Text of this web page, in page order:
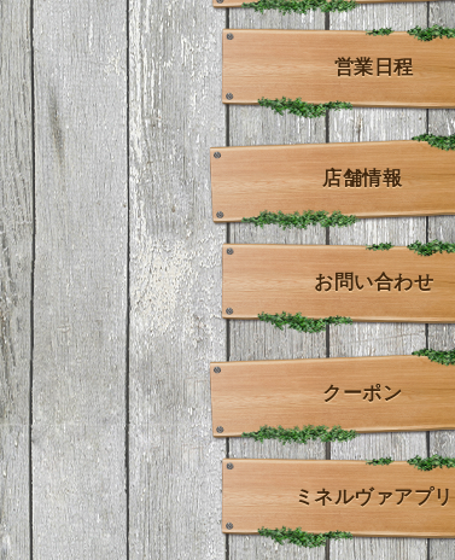
営業日程
店舗情報
お問い合わせ
クーポン
ミネルヴァアプリ